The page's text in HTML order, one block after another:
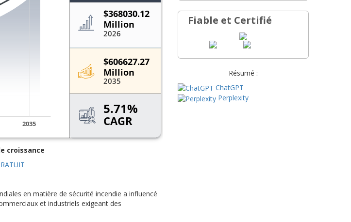
croissance
en matière de sécurité incendie a influencé
et industriels exigeant des
POSÉES
Fiable et Certifié
Résumé :
ChatGPT
Perplexity